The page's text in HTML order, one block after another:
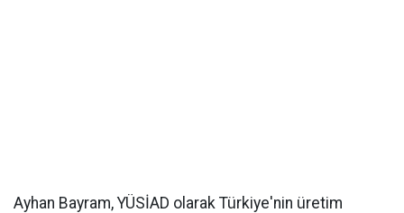
Ayhan Bayram, YÜSİAD olarak Türkiye'nin üretim